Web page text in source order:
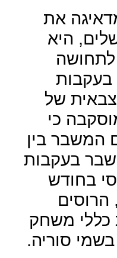
את
היא
לתחושה
בעקבות
של
כי
המשבר בין
בעקבות
בחודש
כללי משחק
סוריה.